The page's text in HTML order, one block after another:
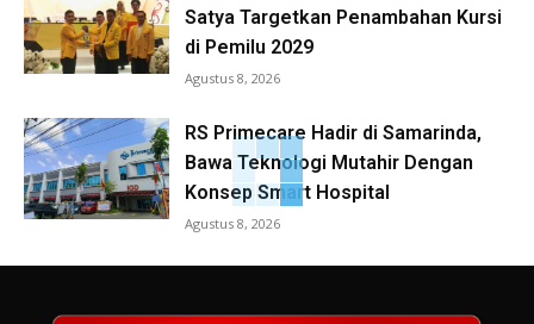
Satya Targetkan Penambahan Kursi
di Pemilu 2029
Agustus 8, 2026
RS Primecare Hadir di Samarinda,
Bawa Teknologi Mutahir Dengan
Konsep Smart Hospital
Agustus 8, 2026